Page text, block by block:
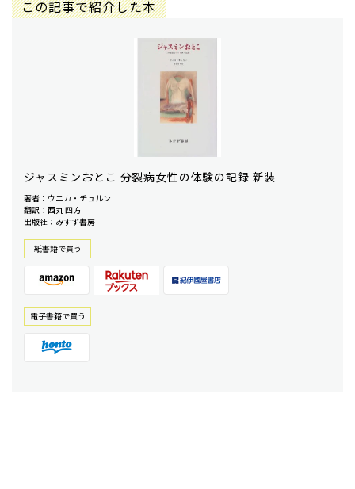
この記事で紹介した本
ジャスミンおとこ 分裂病女性の体験の記録 新装
著者：ウニカ・チュルン
翻訳：西丸 四方
出版社：みすず書房
紙書籍で買う
電⼦書籍で買う